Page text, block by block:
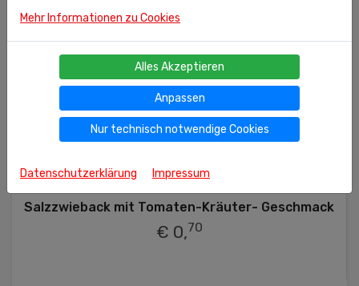
40g (kg = 17.50 €)
Ähnliche Produkte
Salzzwieback mit Tomaten-Kräuter- Geschmack
€ 0,70
Mehr Informationen zu Cookies
Alles Akzeptieren
Anpassen
Nur technisch notwendige Cookies
Datenschutzerklärung Impressum